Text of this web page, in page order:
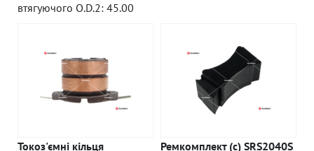
втягуючого O.D.2: 45.00
Токоз'ємні кільця
Ремкомплект (c) SRS2040S